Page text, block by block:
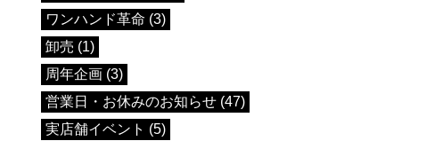
ワンハンド革命 (3)
卸売 (1)
周年企画 (3)
営業日・お休みのお知らせ (47)
実店舗イベント (5)